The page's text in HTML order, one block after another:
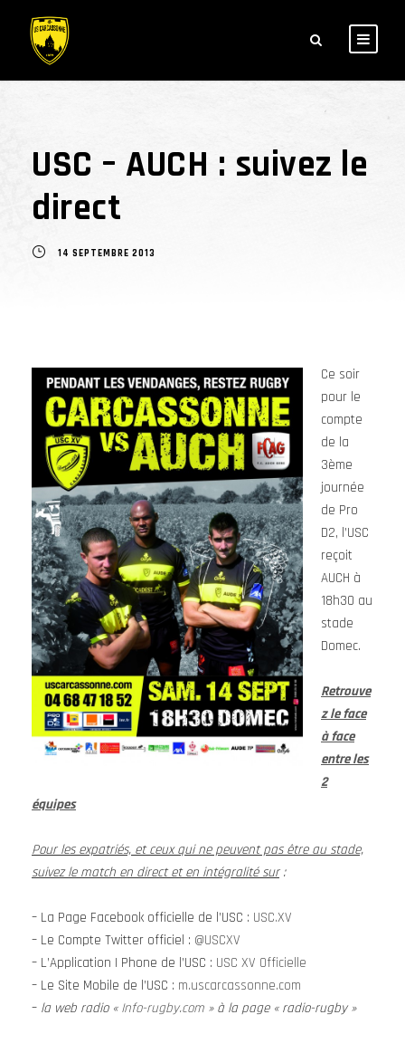
USC – AUCH : suivez le
direct
14 SEPTEMBRE 2013
Ce soir
pour le
compte
de la
3ème
journée
de Pro
D2, l’USC
reçoit
AUCH à
18h30 au
stade
Domec.
Retrouve
z le face
à face
entre les
2
équipes
Pour les expatriés, et ceux qui ne peuvent pas être au stade,
suivez le match en direct et en intégralité sur:
– La Page Facebook officielle de l’USC : USC.XV
– Le Compte Twitter officiel : @USCXV
– L’Application I Phone de l’USC : USC XV Officielle
– Le Site Mobile de l’USC : m.uscarcassonne.com
– la web radio « Info-rugby.com » à la page « radio-rugby »